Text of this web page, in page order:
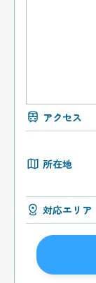
アクセス
所在地
対応エリア